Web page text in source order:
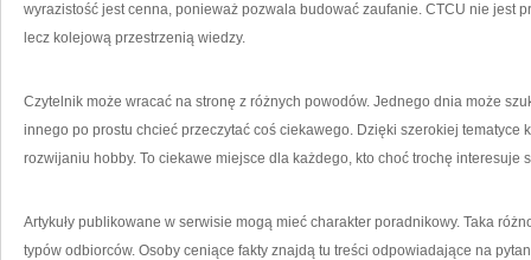
wyrazistość jest cenna, ponieważ pozwala budować zaufanie. CTCU nie jest
lecz kolejową przestrzenią wiedzy.
Czytelnik może wracać na stronę z różnych powodów. Jednego dnia może
innego po prostu chcieć przeczytać coś ciekawego. Dzięki szerokiej tematyce
rozwijaniu hobby. To ciekawe miejsce dla każdego, kto choć trochę interesuje
Artykuły publikowane w serwisie mogą mieć charakter poradnikowy. Taka
typów odbiorców. Osoby ceniące fakty znajdą tu treści odpowiadające na